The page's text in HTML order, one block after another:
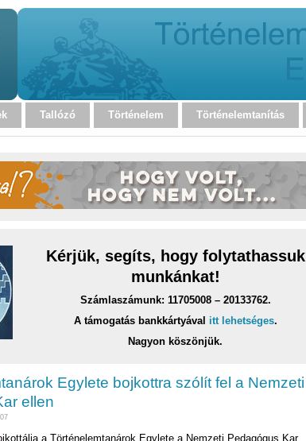
Tallózó Történelem Történelemtanítás
Kérjük, segíts, hogy folytathassuk
munkánkat!
Számlaszámunk: 11705008 – 20133762.
A támogatás bankkártyával itt lehetséges.
Nagyon köszönjük.
Egylete bojkottra szólít fel a Nemzeti
ellen
a Történelemtanárok Egylete a Nemzeti Pedagógus Kar